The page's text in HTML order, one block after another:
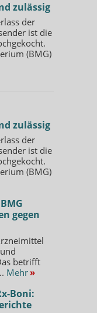
zulässig
der
ist die
(BMG)
zulässig
der
ist die
(BMG)
gegen
betrifft
Mehr »
Boni: